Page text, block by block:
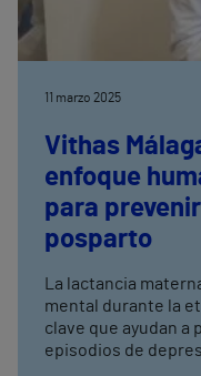
11 marzo 2025
Vithas
enfoque
para
posparto
La lactancia
mental durante la
clave que ayudan
episodios de depresión